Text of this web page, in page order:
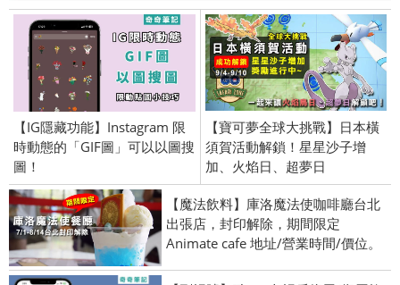
【IG隱藏功能】Instagram 限
時動態的「GIF圖」可以以圖搜
圖！
【寶可夢全球大挑戰】日本橫
須賀活動解鎖！星星沙子增
加、火焰日、超夢日
【魔法飲料】庫洛魔法使咖啡廳台北
出張店，封印解除，期間限定
Animate cafe 地址/營業時間/價位。